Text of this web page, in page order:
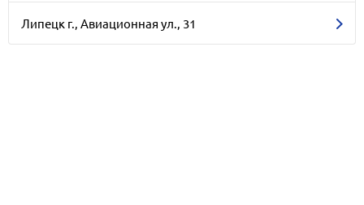
Липецк г., Авиационная ул., 31